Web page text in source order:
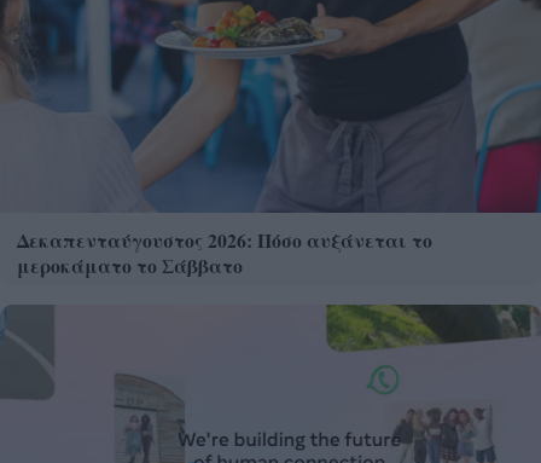
Δεκαπενταύγουστος 2026: Πόσο αυξάνεται το
μεροκάματο το Σάββατο